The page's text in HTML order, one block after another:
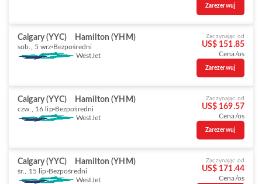
Zarezerwuj
Calgary (YYC) Hamilton (YHM)
sob., 5 wrz Bezpośredni
WestJet
Zaczynając od
US$ 151.85
Cena/os
Zarezerwuj
Calgary (YYC) Hamilton (YHM)
czw., 16 lip Bezpośredni
WestJet
Zaczynając od
US$ 169.57
Cena/os
Zarezerwuj
Calgary (YYC) Hamilton (YHM)
śr., 15 lip Bezpośredni
WestJet
Zaczynając od
US$ 171.44
Cena/os